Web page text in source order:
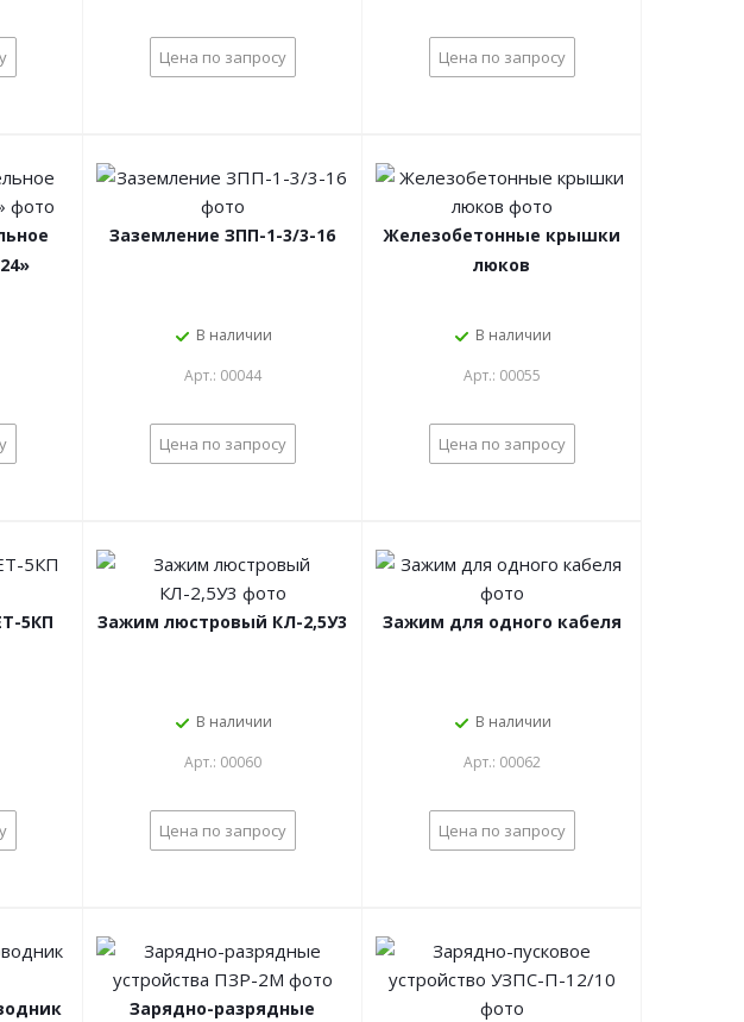
Цена по запросу Цена по запросу
Заземление ЗПП-1-3/3-16
В наличии
Арт.: 00044
Цена по запросу
Железобетонные крышки
люков
В наличии
Арт.: 00055
Цена по запросу
5КП Зажим люстровый КЛ-2,5У3
В наличии
Арт.: 00060
Цена по запросу
Зажим для одного кабеля
В наличии
Арт.: 00062
Цена по запросу
Зарядно-разрядные